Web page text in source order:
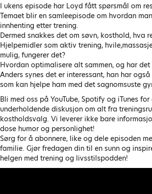
I ukens episode har Loyd fått spørsmål om
Temaet blir en samleepisode om hvordan
innhenting etter trening.
Dermed snakkes det om søvn, kosthold, hva
Hjelpemidler som aktiv trening,
mulig, fungerer det?
Hvordan optimalisere alt sammen, og har det
Anders synes det er interessant, han har
som kan hjelpe ham med det sagnomsuste
Bli med oss på YouTube, Spotify og iTunes
underholdende diskusjon om alt fra
kostholdsvalg. Vi leverer ikke bare
dose humor og personlighet!
Sørg for å abonnere, like og dele episoden
familie. Gjør fredagen din til en sunn og
helgen med trening og livsstilspodden!